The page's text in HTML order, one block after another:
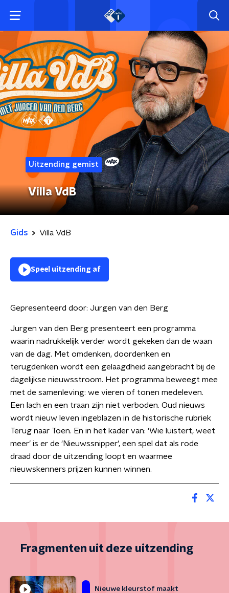
Uitzending gemist
Villa VdB
Gids Villa VdB
Speel uitzending af
Gepresenteerd door: Jurgen van den Berg
Jurgen van den Berg presenteert een programma
waarin nadrukkelijk verder wordt gekeken dan de waan
van de dag. Met omdenken, doordenken en
terugdenken wordt een gelaagdheid aangebracht bij de
dagelijkse nieuwsstroom. Het programma beweegt mee
met de samenleving: we vieren of tonen medeleven.
Een lach en een traan zijn niet verboden. Oud nieuws
wordt nieuw leven ingeblazen in de historische rubriek
Terug naar Toen. En in het kader van: ‘Wie luistert, weet
meer’ is er de 'Nieuwssnipper', een spel dat als rode
draad door de uitzending loopt en waarmee
nieuwskenners prijzen kunnen winnen.
Fragmenten uit deze uitzending
Nieuwe kleurstof maakt